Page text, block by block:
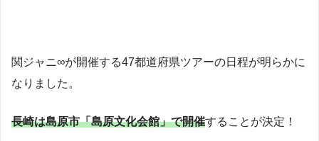
関ジャニ∞が開催する47都道府県ツアーの日程が明らかに
なりました。
長崎は島原市「島原文化会館」で開催することが決定！